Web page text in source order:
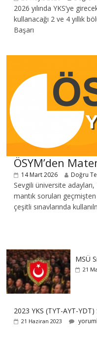
2026 yılında YKS’ye
kullanacağı 2 ve 4 yıllık
Başarı
ÖSYM’den
14 Mart 2026 Doğru
Sevgili üniversite adayları,
mantık soruları geçmişten
çeşitli sınavlarında
MSÜ
21
2023 YKS (TYT-AYT-YDT)
21 Haziran 2023